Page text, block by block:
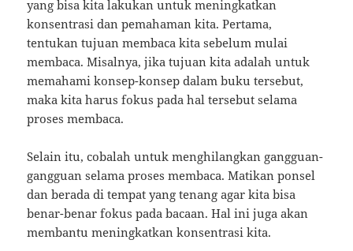
yang bisa kita lakukan untuk meningkatkan
konsentrasi dan pemahaman kita. Pertama,
tentukan tujuan membaca kita sebelum mulai
membaca. Misalnya, jika tujuan kita adalah untuk
memahami konsep-konsep dalam buku tersebut,
maka kita harus fokus pada hal tersebut selama
proses membaca.
Selain itu, cobalah untuk menghilangkan gangguan-
gangguan selama proses membaca. Matikan ponsel
dan berada di tempat yang tenang agar kita bisa
benar-benar fokus pada bacaan. Hal ini juga akan
membantu meningkatkan konsentrasi kita.